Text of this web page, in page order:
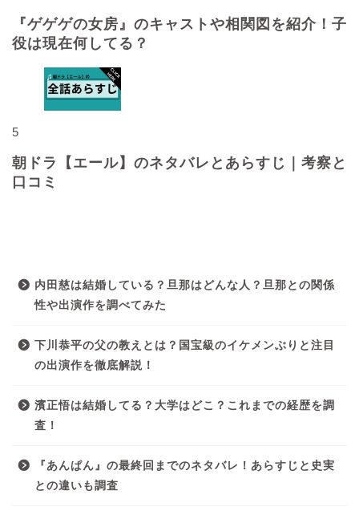
『ゲゲゲの女房』のキャストや相関図を紹介！子
役は現在何してる？
5
朝ドラ【エール】のネタバレとあらすじ｜考察と
口コミ
内田慈は結婚している？旦那はどんな人？旦那との関係
性や出演作を調べてみた
下川恭平の父の教えとは？国宝級のイケメンぶりと注目
の出演作を徹底解説！
濱正悟は結婚してる？大学はどこ？これまでの経歴を調
査！
『あんぱん』の最終回までのネタバレ！あらすじと史実
との違いも調査